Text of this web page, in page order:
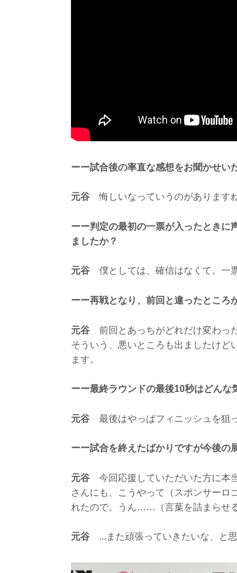
ーー試合後の率直な感想をお聞かせい
元谷 悔しいなっていうのがありますね
ーー判定の最初の一票が入ったときに
ましたか？
元谷 僕としては、確信はなくて。一
ーー再戦となり、前回と違ったところ
元谷 前回とあっちがどれだけ変わっ
そういう、悪いところも出ましたけど
ます。
ーー最終ラウンドの最後10秒はどんな
元谷 最後はやっぱフィニッシュを狙
ーー試合を終えたばかりですが今後の
元谷 今回応援していただいた方に本
さんにも、こうやって（スポンサーロ
れたので。うん……（言葉を詰まらせる
元谷 ...また頑張っていきたいな、と思